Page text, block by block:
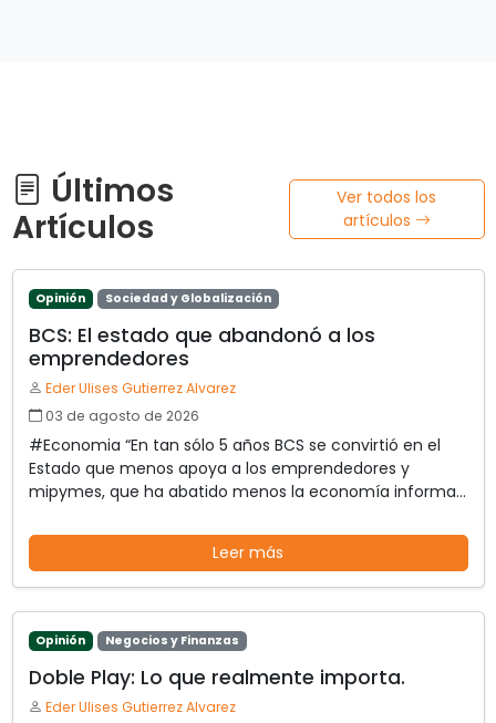
Últimos
Artículos
Ver todos los
artículos
Opinión Sociedad y Globalización
BCS: El estado que abandonó a los
emprendedores
Eder Ulises Gutierrez Alvarez
03 de agosto de 2026
#Economia “En tan sólo 5 años BCS se convirtió en el
Estado que menos apoya a los emprendedores y
mipymes, que ha abatido menos la economía informal,
encuentra por debajo de la media en productividad
Leer más
Opinión Negocios y Finanzas
Doble Play: Lo que realmente importa.
Eder Ulises Gutierrez Alvarez